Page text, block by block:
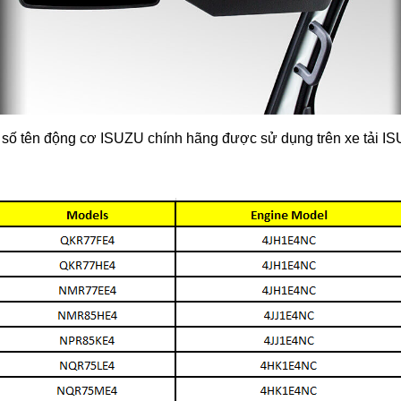
số tên động cơ ISUZU chính hãng được sử dụng trên xe tải